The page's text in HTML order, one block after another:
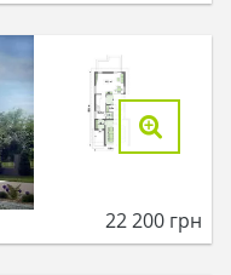
22 200 грн